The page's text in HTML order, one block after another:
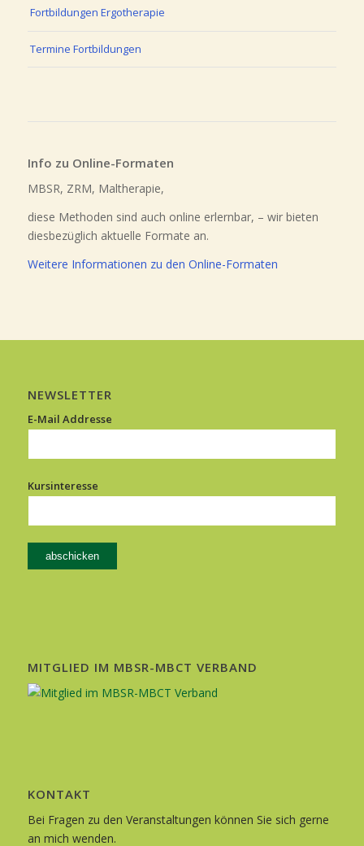
Fortbildungen Ergotherapie
Termine Fortbildungen
Info zu Online-Formaten
MBSR, ZRM, Maltherapie,
diese Methoden sind auch online erlernbar, – wir bieten
diesbezüglich aktuelle Formate an.
Weitere Informationen zu den Online-Formaten
NEWSLETTER
E-Mail Addresse
Kursinteresse
MITGLIED IM MBSR-MBCT VERBAND
KONTAKT
Bei Fragen zu den Veranstaltungen können Sie sich gerne
an mich wenden.